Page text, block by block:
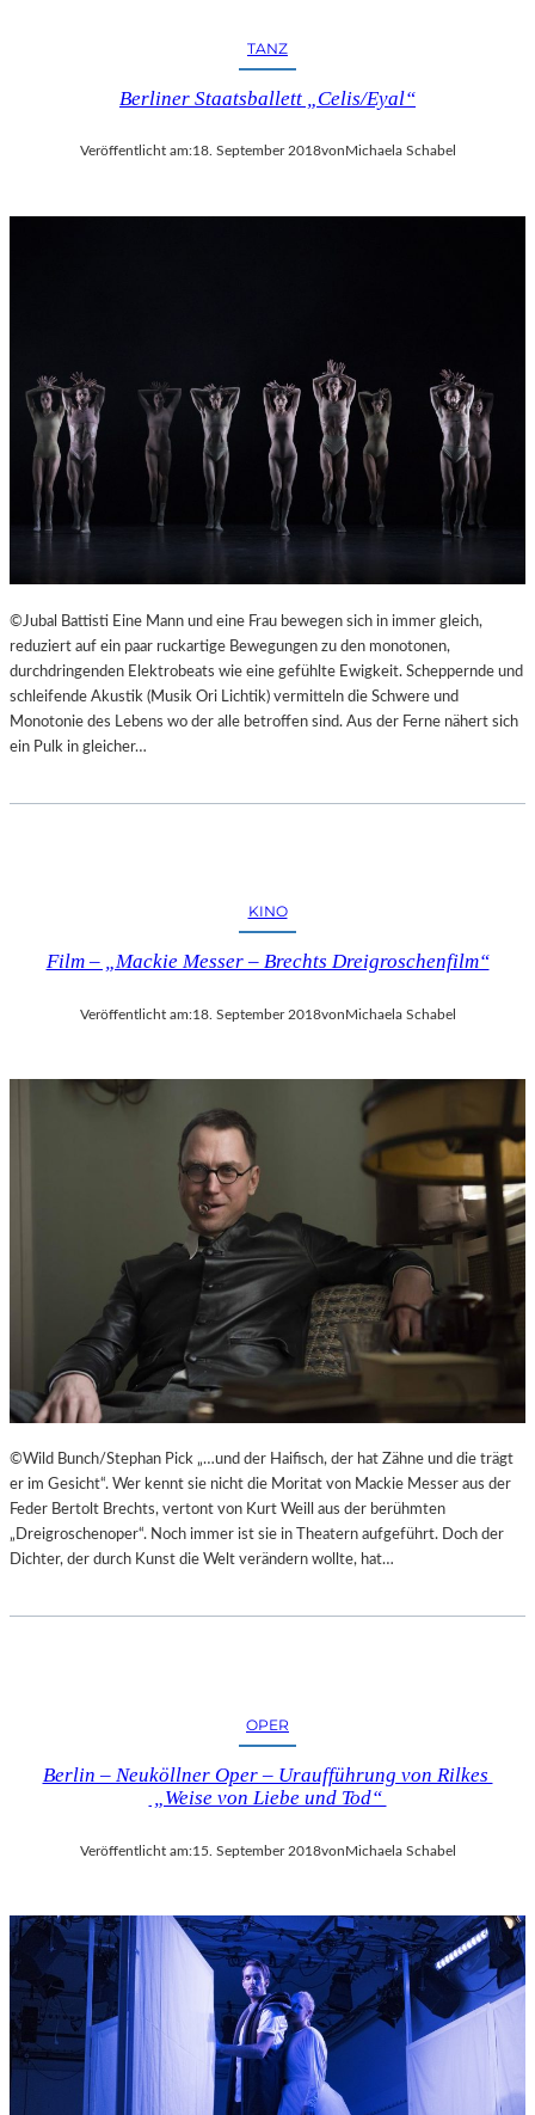
TANZ
Berliner Staatsballett „Celis/Eyal“
Veröffentlicht am:18. September 2018von Michaela Schabel
©Jubal Battisti Eine Mann und eine Frau bewegen sich in immer gleich,
reduziert auf ein paar ruckartige Bewegungen zu den monotonen,
durchdringenden Elektrobeats wie eine gefühlte Ewigkeit. Scheppernde und
schleifende Akustik (Musik Ori Lichtik) vermitteln die Schwere und
Monotonie des Lebens wo der alle betroffen sind. Aus der Ferne nähert sich
ein Pulk in gleicher…
KINO
Film – „Mackie Messer – Brechts Dreigroschenfilm“
Veröffentlicht am:18. September 2018vonMichaela Schabel
©Wild Bunch/Stephan Pick „…und der Haifisch, der hat Zähne und die trägt
er im Gesicht“. Wer kennt sie nicht die Moritat von Mackie Messer aus der
Feder Bertolt Brechts, vertont von Kurt Weill aus der berühmten
„Dreigroschenoper“. Noch immer ist sie in Theatern aufgeführt. Doch der
Dichter, der durch Kunst die Welt verändern wollte, hat…
OPER
Berlin – Neuköllner Oper – Uraufführung von Rilkes
„Weise von Liebe und Tod“
Veröffentlicht am:15. September 2018vonMichaela Schabel